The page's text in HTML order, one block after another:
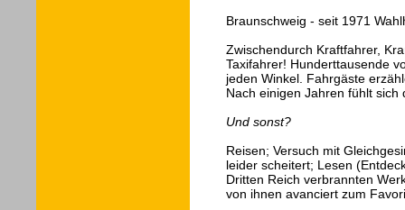
Braunschweig - seit 1971
Zwischendurch Kraftfahrer,
Taxifahrer! Hunderttausende
jeden Winkel. Fahrgäste
Nach einigen Jahren fühlt
Und sonst?
Reisen; Versuch mit
leider scheitert; Lesen
Dritten Reich verbrannten
von ihnen avanciert zum